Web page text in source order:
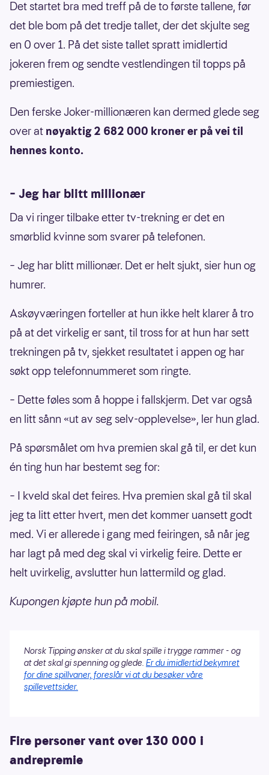
Det startet bra med treff på de to første tallene, før
det ble bom på det tredje tallet, der det skjulte seg
en 0 over 1. På det siste tallet spratt imidlertid
jokeren frem og sendte vestlendingen til topps på
premiestigen.
Den ferske Joker-millionæren kan dermed glede seg
over at nøyaktig 2 682 000 kroner er på vei til
hennes konto.
– Jeg har blitt millionær
Da vi ringer tilbake etter tv-trekning er det en
smørblid kvinne som svarer på telefonen.
– Jeg har blitt millionær. Det er helt sjukt, sier hun og
humrer.
Askøyværingen forteller at hun ikke helt klarer å tro
på at det virkelig er sant, til tross for at hun har sett
trekningen på tv, sjekket resultatet i appen og har
søkt opp telefonnummeret som ringte.
– Dette føles som å hoppe i fallskjerm. Det var også
en litt sånn «ut av seg selv-opplevelse», ler hun glad.
På spørsmålet om hva premien skal gå til, er det kun
én ting hun har bestemt seg for:
– I kveld skal det feires. Hva premien skal gå til skal
jeg ta litt etter hvert, men det kommer uansett godt
med. Vi er allerede i gang med feiringen, så når jeg
har lagt på med deg skal vi virkelig feire. Dette er
helt uvirkelig, avslutter hun lattermild og glad.
Kupongen kjøpte hun på mobil.
Norsk Tipping ønsker at du skal spille i trygge rammer - og
at det skal gi spenning og glede. Er du imidlertid bekymret
for dine spillvaner, foreslår vi at du besøker våre
spillevettsider.
Fire personer vant over 130 000 i
andrepremie